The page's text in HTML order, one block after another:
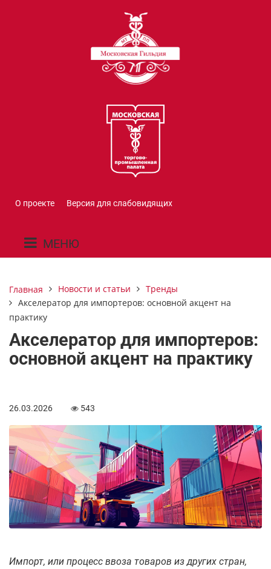
О проекте Версия для слабовидящих
МЕНЮ
Главная Новости и статьи
Тренды
Акселератор для импортеров: основной акцент на
практику
Акселератор для импортеров:
основной акцент на практику
26.03.2026 543
Импорт, или процесс ввоза товаров из других стран,